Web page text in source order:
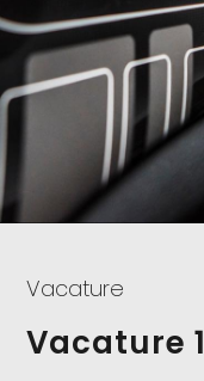
Vacature
Vacature 1